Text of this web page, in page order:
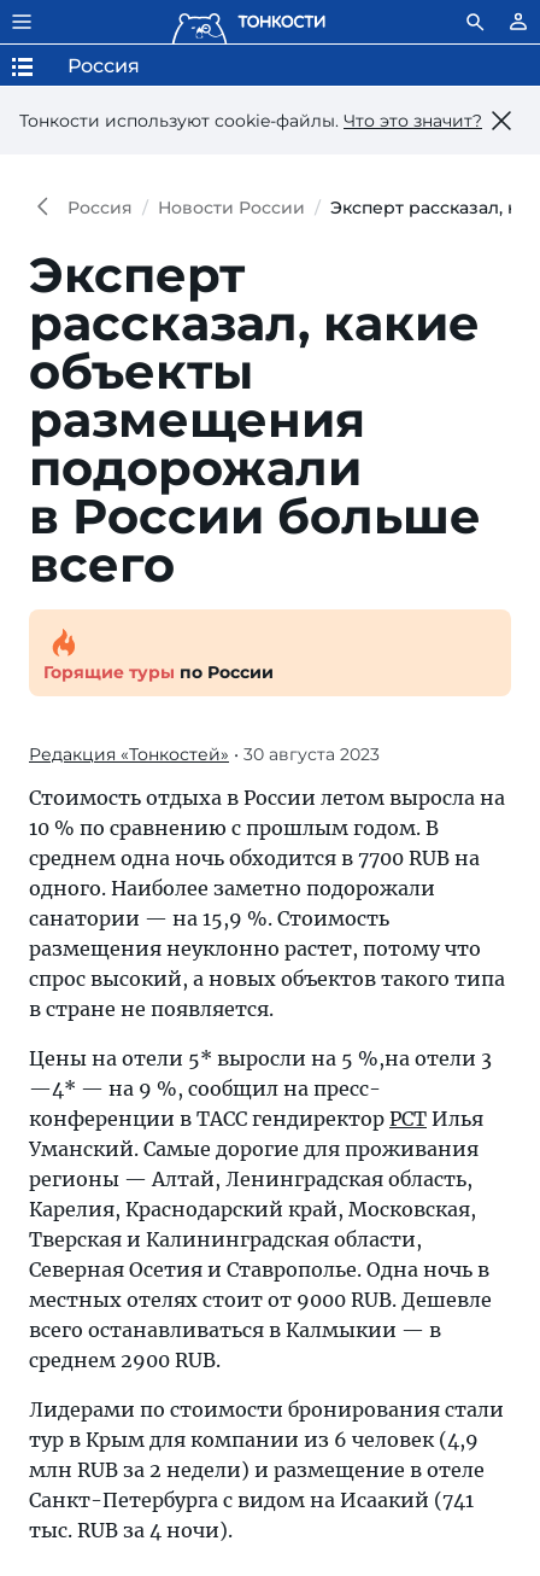
Тонкости используют сookie-файлы. Что это значит?
Россия
Россия Новости России Эксперт рассказал,
Эксперт
рассказал, какие
объекты
размещения
подоро­жали
в России больше
всего
Горящие туры по России
Редакция «Тонкостей» • 30 августа 2023
Стоимость отдыха в России летом выросла на
10 % по сравнению с прошлым годом. В
среднем одна ночь обходится в 7700 RUB на
одного. Наиболее заметно подорожали
санатории — на 15,9 %. Стоимость
размещения неуклонно растет, потому что
спрос высокий, а новых объектов такого типа
в стране не появляется.
Цены на отели 5* выросли на 5 %,на отели 3
—4* — на 9 %, сообщил на пресс-
конференции в ТАСС гендиректор РСТ Илья
Уманский. Самые дорогие для проживания
регионы — Алтай, Ленинградская область,
Карелия, Краснодарский край, Московская,
Тверская и Калининградская области,
Северная Осетия и Ставрополье. Одна ночь в
местных отелях стоит от 9000 RUB. Дешевле
всего останавливаться в Калмыкии — в
среднем 2900 RUB.
Лидерами по стоимости бронирования стали
тур в Крым для компании из 6 человек (4,9
млн RUB за 2 недели) и размещение в отеле
Санкт-Петербурга с видом на Исаакий (741
тыс. RUB за 4 ночи).